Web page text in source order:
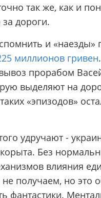
так же, как и
дороги.
и
миллионов гривен
прорабом
выделяют на
«эпизодов»
удручают -
Без
влияния
не получаем, но это
фантастики.